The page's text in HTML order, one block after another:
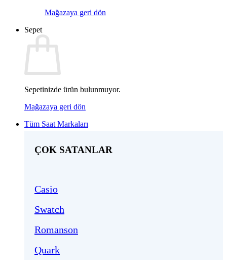
Mağazaya geri dön
Sepet
Sepetinizde ürün bulunmuyor.
Mağazaya geri dön
Tüm Saat Markaları
ÇOK SATANLAR
Casio
Swatch
Romanson
Quark